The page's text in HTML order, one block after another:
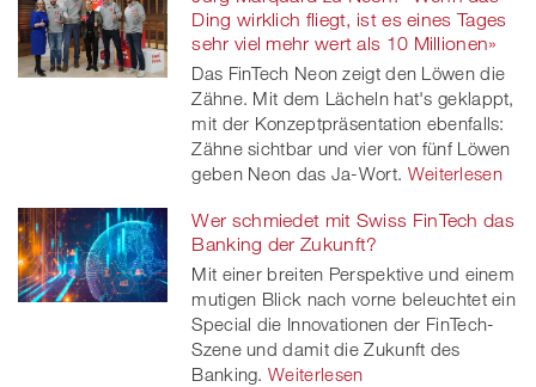
Ding wirklich fliegt, ist es eines Tages
sehr viel mehr wert als 10 Millionen»
Das FinTech Neon zeigt den Löwen die
Zähne. Mit dem Lächeln hat's geklappt,
mit der Konzeptpräsentation ebenfalls:
Zähne sichtbar und vier von fünf Löwen
geben Neon das Ja-Wort. Weiterlesen
Wer schmiedet mit Swiss FinTech das
Banking der Zukunft?
Mit einer breiten Perspektive und einem
mutigen Blick nach vorne beleuchtet ein
Special die Innovationen der FinTech-
Szene und damit die Zukunft des
Banking. Weiterlesen